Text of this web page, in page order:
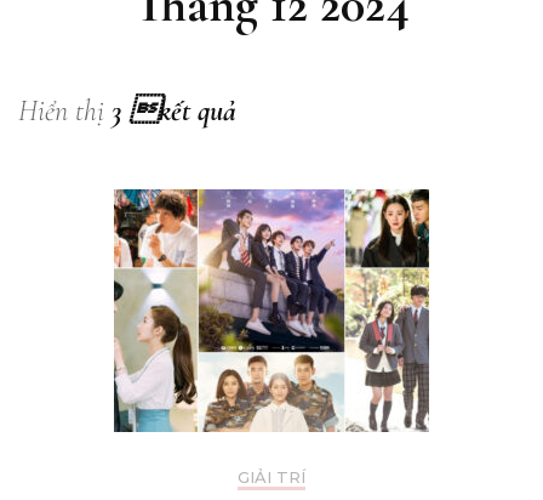
Hiển thị 3 kết quả
GIẢI TRÍ